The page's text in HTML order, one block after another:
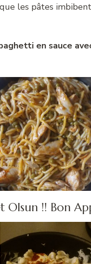
les pâtes
en sauce
Olsun !! Bon